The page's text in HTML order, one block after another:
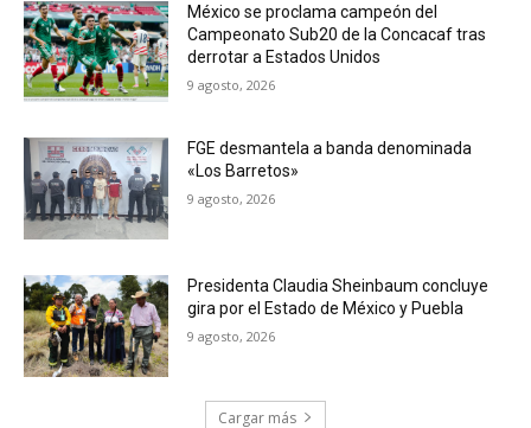
México se proclama campeón del
Campeonato Sub20 de la Concacaf tras
derrotar a Estados Unidos
9 agosto, 2026
FGE desmantela a banda denominada
«Los Barretos»
9 agosto, 2026
Presidenta Claudia Sheinbaum concluye
gira por el Estado de México y Puebla
9 agosto, 2026
Cargar más